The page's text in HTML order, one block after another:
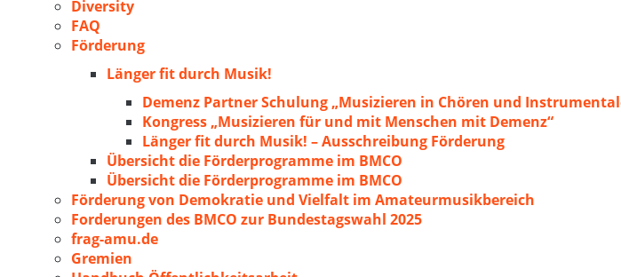
Diversity
FAQ
Förderung
Länger fit durch Musik!
Demenz Partner Schulung „Musizieren in Chören und
Kongress „Musizieren für und mit Menschen mit Demenz“
Länger fit durch Musik! – Ausschreibung Förderung
Übersicht die Förderprogramme im BMCO
Übersicht die Förderprogramme im BMCO
Förderung von Demokratie und Vielfalt im Amateurmusikbereich
Forderungen des BMCO zur Bundestagswahl 2025
frag-amu.de
Gremien